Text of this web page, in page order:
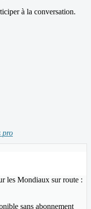
à la conversation.
pro
les Mondiaux sur route :
sans abonnement